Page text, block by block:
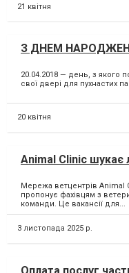
21 квітня
З ДНЕМ
20.04.2018 — день, з якого
свої двері для пухнастих
20 квітня
Animal Clinic шукає
Мережа ветцентрів Animal
пропонує фахівцям з
команди. Це вакансії для...
3 листопада 2025 р.
Оплата послуг